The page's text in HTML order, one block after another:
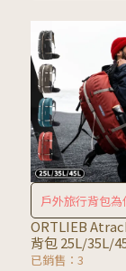
戶外旅行背包
功能
ORTLIEB
背包 25L/35L/
已銷售：3